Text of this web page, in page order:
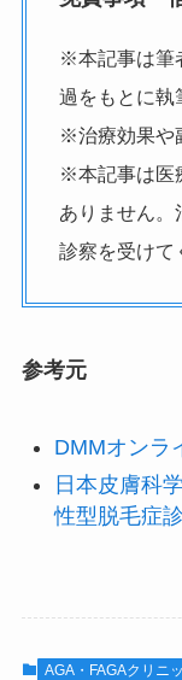
※本記事は筆
過をもとに執
※治療効果や
※本記事は医
ありません。
診察を受けて
参考元
DMMオンラ
日本皮膚科
性型脱毛症
AGA・FAGAクリニ